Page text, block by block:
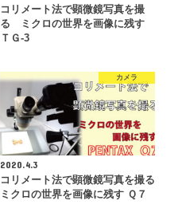
コリメート法で顕微鏡写真を撮
る ミクロの世界を画像に残す
ＴＧ-3
カメラ
2020.4.3
コリメート法で顕微鏡写真を撮る
ミクロの世界を画像に残す Ｑ７